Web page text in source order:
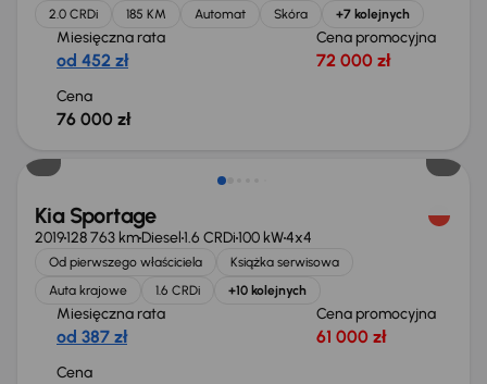
2.0 CRDi 185 KM Automat Skóra +7 kolejnych
Miesięczna rata
od 452 zł
Cena promocyjna
72 000 zł
Cena
76 000 zł
Możliwość odliczenia VAT
Kia Sportage
2019128 763 kmDiesel1.6 CRDi100 kW4x4
Od pierwszego właściciela
Książka serwisowa
Auta krajowe
1.6 CRDi +10 kolejnych
Miesięczna rata
od 387 zł
Cena promocyjna
61 000 zł
Cena